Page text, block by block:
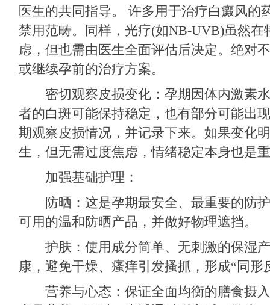
医生的共同指导。​ 许多用于治疗白癜风的
禁用范畴。同样，光疗(如NB-UVB)虽然在
虑，但也需由医生全面评估后决定。绝对
或继续孕前的治疗方案。
密切观察皮损变化：孕期因体内激素水
者的白斑可能保持稳定，也有部分可能出
期观察皮损情况，并记录下来。如果变化
生，但无需过度焦虑，情绪稳定本身也是
加强基础护理：
防晒：这是孕期最安全、最重要的防护
可用的温和防晒产品，并做好物理遮挡。
护肤：使用成分简单、无刺激的保湿产
康，避免干燥、瘙痒引发搔抓，形成“同形
营养与心态：保证全面均衡的膳食摄入